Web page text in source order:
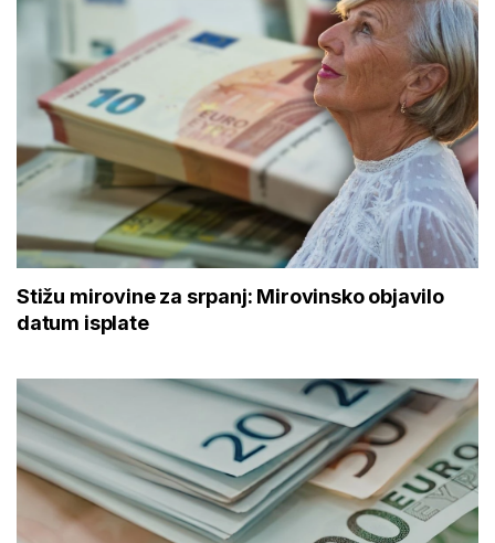
Stižu mirovine za srpanj: Mirovinsko objavilo
datum isplate